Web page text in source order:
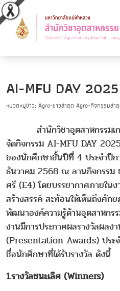
AI-MFU DAY 2025
หมวดหมู่ข่าว: Agro-ข่าวล่าสุด Agro-กิจกรรมล่า
สำนักวิชาอุตสาหกรรมเก
จัดกิจกรรม AI-MFU DAY
ของนักศึกษาชั้นปีที่ 4 ประจำปี
ธันวาคม 2568 ณ ลานกิจกรรม
ศรี (E4) โดยบรรยากาศภายใน
สร้างสรรค์ สะท้อนให้เห็นถึงศัก
พัฒนาองค์ความรู้ด้านอุตสาหกร
งานมีการประกาศผลรางวัลผลง
(Presentation Awards) ประ
ชื่อนักศึกษาที่ได้รับรางวัล ดังนี้
1.รางวัลชนะเลิศ (Winners)